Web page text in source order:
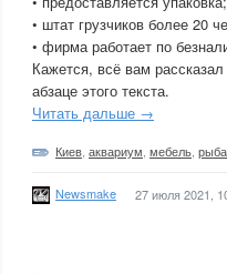
• штат грузчиков более 20
• фирма работает по
Кажется, всё вам
абзаце этого текста.
Читать дальше →
Киев аквариум мебель рыба
Newsmake 27 июля 2021,